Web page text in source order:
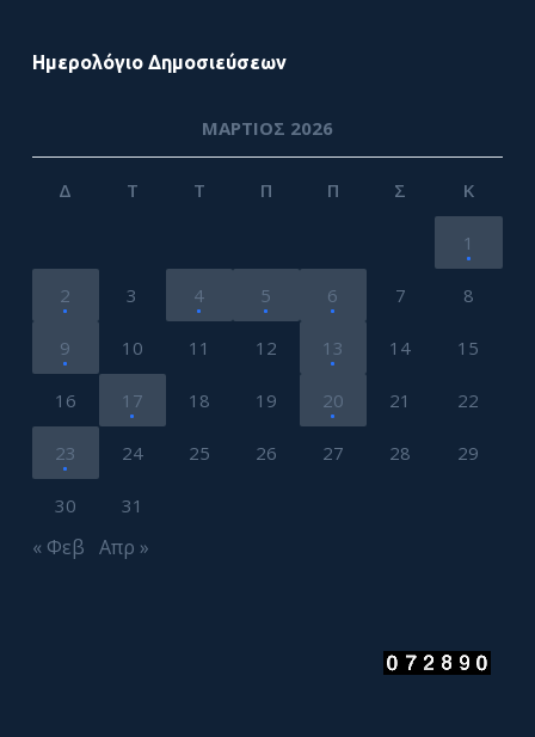
Ημερολόγιο Δημοσιεύσεων
ΜΆΡΤΙΟΣ 2026
Δ Τ Τ Π Π Σ Κ
1
2 3 4 5 6 7 8
9 10 11 12 13 14 15
16 17 18 19 20 21 22
23 24 25 26 27 28 29
30 31
« Φεβ Απρ »